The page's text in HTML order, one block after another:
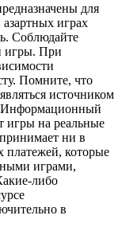
для
играх
Соблюдайте
игры. При
Помните, что
источником
Информационный
игры на реальные
ни в
платежей, которые
играми,
либо
в